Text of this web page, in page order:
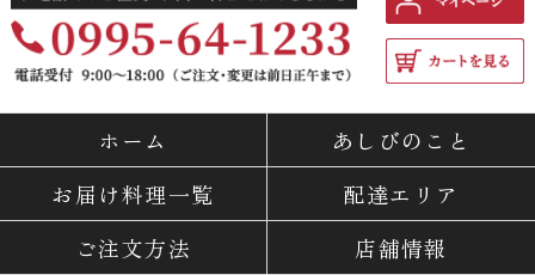
鹿児島の配達弁当・仕出し
料理専門店 『旬彩お届け料
理 あしび』
ホーム
あしびのこと
お届け料理一覧
配達エリア
ご注文方法
店舗情報